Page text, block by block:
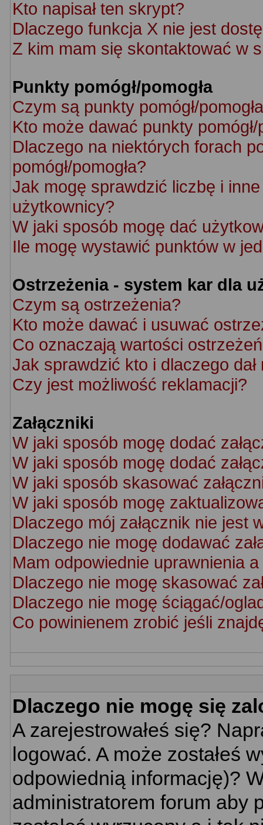
Kto napisał ten skrypt?
Dlaczego funkcja X nie jest
Z kim mam się skontaktować w
Punkty pomógł/pomogła
Czym są punkty pomógł/
Kto może dawać punkty pomógł/
Dlaczego na niektórych forach
pomógł/pomogła?
Jak mogę sprawdzić liczbę i
użytkownicy?
W jaki sposób mogę dać
Ile mogę wystawić punktów w
Ostrzeżenia - system kar dla
Czym są ostrzeżenia?
Kto może dawać i usuwać
Co oznaczają wartości
Jak sprawdzić kto i dlaczego
Czy jest możliwość reklamacji?
Załączniki
W jaki sposób mogę dodać
W jaki sposób mogę dodać
W jaki sposób skasować
W jaki sposób mogę
Dlaczego mój załącznik nie jest
Dlaczego nie mogę dodawać
Mam odpowiednie uprawnienia
Dlaczego nie mogę skasować
Dlaczego nie mogę ściągać/
Co powinienem zrobić jeśli
Dlaczego nie mogę się
A zarejestrowałeś się?
logować. A może zostałeś
odpowiednią informację)?
administratorem forum aby